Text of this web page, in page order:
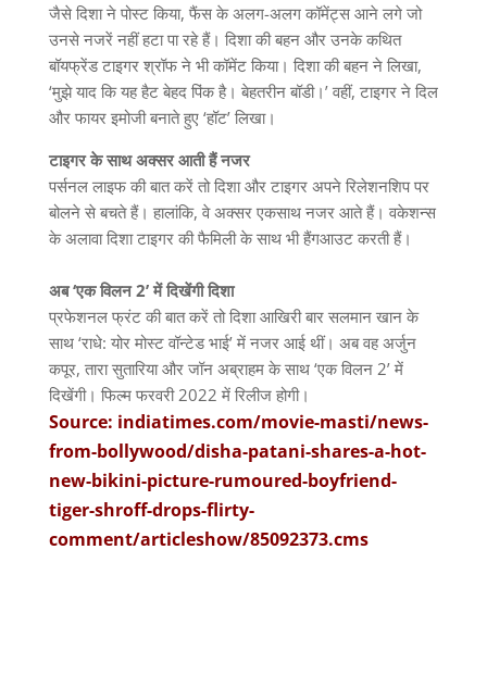
जैसे दिशा ने पोस्‍ट किया, फैंस के अलग-अलग कॉमेंट्स आने लगे जो
उनसे नजरें नहीं हटा पा रहे हैं। दिशा की बहन और उनके कथित
बॉयफ्रेंड टाइगर श्रॉफ ने भी कॉमेंट किया। दिशा की बहन ने लिखा,
‘मुझे याद कि यह हैट बेहद पिंक है। बेहतरीन बॉडी।’ वहीं, टाइगर ने दिल
और फायर इमोजी बनाते हुए ‘हॉट’ लिखा।
टाइगर के साथ अक्‍सर आती हैं नजर
पर्सनल लाइफ की बात करें तो दिशा और टाइगर अपने रिलेशनशिप पर
बोलने से बचते हैं। हालांकि, वे अक्‍सर एकसाथ नजर आते हैं। वकेशन्‍स
के अलावा दिशा टाइगर की फैमिली के साथ भी हैंगआउट करती हैं।
अब ‘एक विलन 2’ में दिखेंगी दिशा
प्रफेशनल फ्रंट की बात करें तो दिशा आखिरी बार सलमान खान के
साथ ‘राधे: योर मोस्‍ट वॉन्‍टेड भाई’ में नजर आई थीं। अब वह अर्जुन
कपूर, तारा सुतारिया और जॉन अब्राहम के साथ ‘एक विलन 2’ में
दिखेंगी। फिल्‍म फरवरी 2022 में रिलीज होगी।
Source: indiatimes.com/movie-masti/news-
from-bollywood/disha-patani-shares-a-hot-
new-bikini-picture-rumoured-boyfriend-
tiger-shroff-drops-flirty-
comment/articleshow/85092373.cms